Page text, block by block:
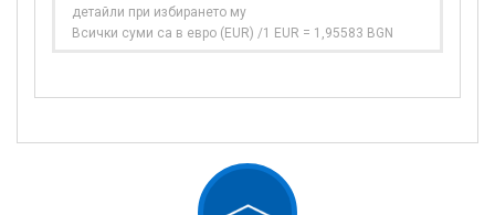
детайли при избирането му
Всички суми са в евро (EUR) /1 EUR = 1,95583 BGN